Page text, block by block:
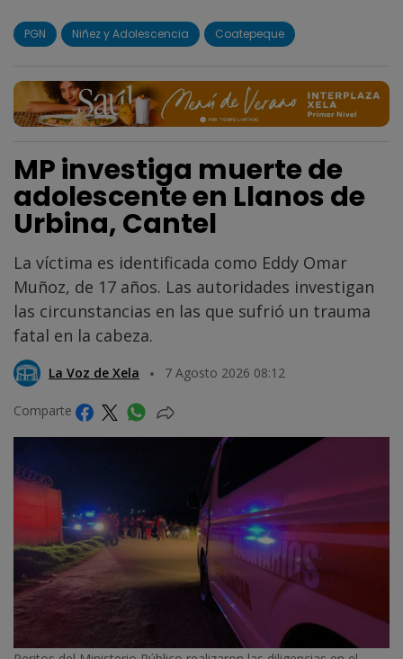
PGN Niñez y Adolescencia Coatepeque
MP investiga muerte de
adolescente en Llanos de
Urbina, Cantel
La víctima es identificada como Eddy Omar
Muñoz, de 17 años. Las autoridades investigan
las circunstancias en las que sufrió un trauma
fatal en la cabeza.
La Voz de Xela 7 Agosto 2026 08:12
Comparte